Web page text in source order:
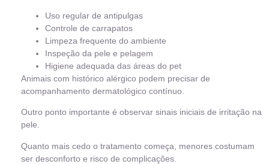
Uso regular de antipulgas
Controle de carrapatos
Limpeza frequente do ambiente
Inspeção da pele e pelagem
Higiene adequada das áreas do pet
Animais com histórico alérgico podem precisar de
acompanhamento dermatológico contínuo.
Outro ponto importante é observar sinais iniciais de irritação na
pele.
Quanto mais cedo o tratamento começa, menores costumam
ser desconforto e risco de complicações.